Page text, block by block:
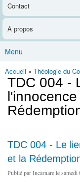
Contact
A propos
Menu
Vous êtes ici
Accueil » Théologie du
TDC 004 -
TDC 004 - Le
et la
Publié parIncarnarele samedi